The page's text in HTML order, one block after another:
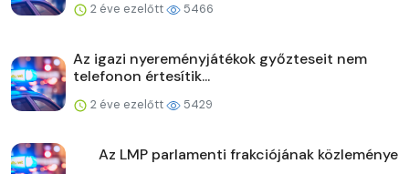
2 éve ezelőtt 5466
Az igazi nyereményjátékok győzteseit nem
telefonon értesítik...
2 éve ezelőtt 5429
Az LMP parlamenti frakciójának közleménye